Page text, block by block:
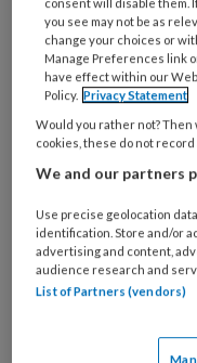
Bij het
dwangstoornis
angstige
dwanggedachten
brandt het huis
vervolgens
ook in de DSM
van de OCS
dan ook
consent will disable them.
you see may not be as
change your choices or
Manage Preferences link
have effect within our
Policy. Privacy Statement
Would you rather not?
cookies, these do not record
We and our partners
Use precise geolocation
identification. Store and/or
advertising and content,
audience research and
List of Partners (vendors)